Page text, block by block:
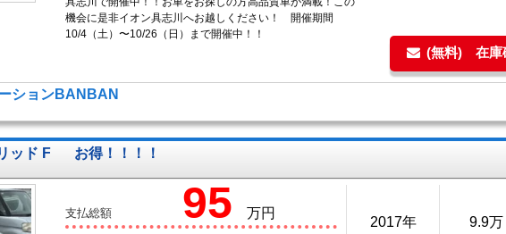
機会に是非イオン具志川へお越しください！ 開催期間
10/4（土）〜10/26（日）まで開催中！！
(無料) 在庫
ションBANBAN
ッド F お得！！！！
支払総額 95 万円
2017年
9.9万